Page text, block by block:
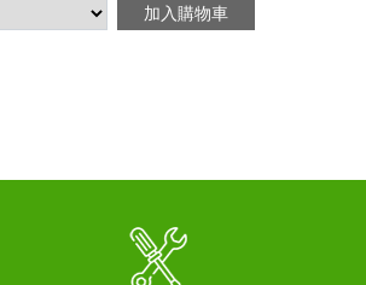
加入購物車